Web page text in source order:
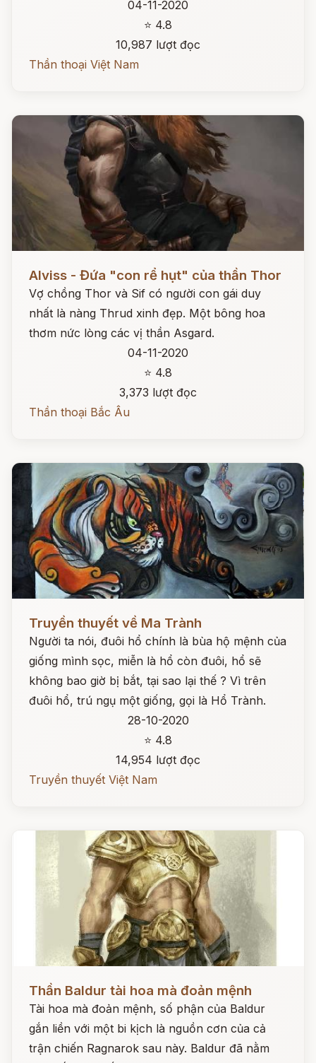
04-11-2020
⭐ 4.8
10,987 lượt đọc
Thần thoại Việt Nam
Alviss - Đứa "con rể hụt" của thần Thor
Vợ chồng Thor và Sif có người con gái duy
nhất là nàng Thrud xinh đẹp. Một bông hoa
thơm nức lòng các vị thần Asgard.
04-11-2020
⭐ 4.8
3,373 lượt đọc
Thần thoại Bắc Âu
Đọc ngay
Truyền thuyết về Ma Trành
Người ta nói, đuôi hổ chính là bùa hộ mệnh của
giống mình sọc, miễn là hổ còn đuôi, hổ sẽ
không bao giờ bị bắt, tại sao lại thế ? Vì trên
đuôi hổ, trú ngụ một giống, gọi là Hổ Trành.
28-10-2020
⭐ 4.8
14,954 lượt đọc
Truyền thuyết Việt Nam
Đọc ngay
Thần Baldur tài hoa mà đoản mệnh
Tài hoa mà đoản mệnh, số phận của Baldur
gắn liền với một bi kịch là nguồn cơn của cả
trận chiến Ragnarok sau này. Baldur đã nằm